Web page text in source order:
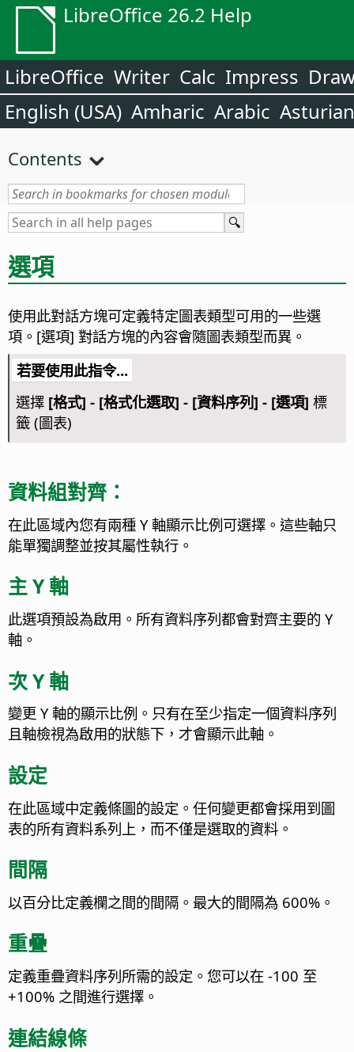
LibreOffice 26.2 Help
LibreOffice Writer Calc Impress
English (USA) Amharic Arabic Asturian
Contents
選項
使用此對話方塊可定義特定圖表類型可用的一些選
項。[選項] 對話方塊的內容會隨圖表類型而異。
若要使用此指令...
選擇 [格式] - [格式化選取] - [資料序列] - [選項] 標
籤 (圖表)
資料組對齊：
在此區域內您有兩種 Y 軸顯示比例可選擇。這些軸只
能單獨調整並按其屬性執行。
主 Y 軸
此選項預設為啟用。所有資料序列都會對齊主要的 Y
軸。
次 Y 軸
變更 Y 軸的顯示比例。只有在至少指定一個資料序列
且軸檢視為啟用的狀態下，才會顯示此軸。
設定
在此區域中定義條圖的設定。任何變更都會採用到圖
表的所有資料系列上，而不僅是選取的資料。
間隔
以百分比定義欄之間的間隔。 最大的間隔為 600%。
重疊
定義重疊資料序列所需的設定。 您可以在 -100 至
+100% 之間進行選擇。
連結線條